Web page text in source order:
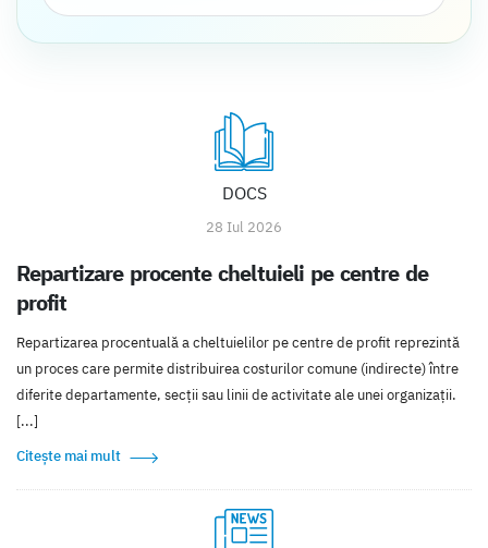
DOCS
28 Iul 2026
Repartizare procente cheltuieli pe centre de
profit
Repartizarea procentuală a cheltuielilor pe centre de profit reprezintă
un proces care permite distribuirea costurilor comune (indirecte) între
diferite departamente, secții sau linii de activitate ale unei organizații.
[...]
Citește mai mult